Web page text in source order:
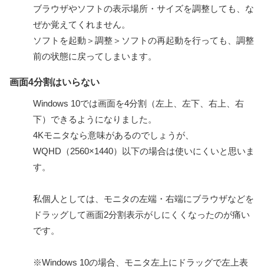
ブラウザやソフトの表示場所・サイズを調整しても、な
ぜか覚えてくれません。
ソフトを起動＞調整＞ソフトの再起動を行っても、調整
前の状態に戻ってしまいます。
画面4分割はいらない
Windows 10では画面を4分割（左上、左下、右上、右
下）できるようになりました。
4Kモニタなら意味があるのでしょうが、
WQHD（2560×1440）以下の場合は使いにくいと思いま
す。
私個人としては、モニタの左端・右端にブラウザなどを
ドラッグして画面2分割表示がしにくくなったのが痛い
です。
※Windows 10の場合、モニタ左上にドラッグで左上表